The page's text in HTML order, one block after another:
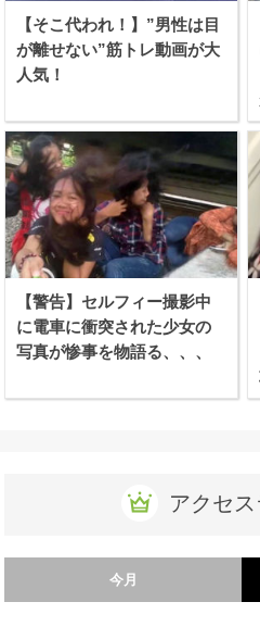
【そこ代われ！】”男性は目
が離せない”筋トレ動画が大
人気！
【警告】セルフィー撮影中
に電車に衝突された少女の
写真が惨事を物語る、、、
アクセ
今月